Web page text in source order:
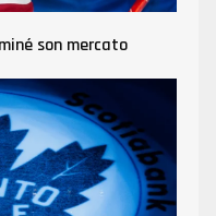
son mercato